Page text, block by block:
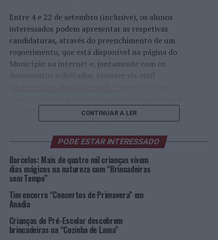
Entre 4 e 22 de setembro (inclusive), os alunos
interessados podem apresentar as respetivas
candidaturas, através do preenchimento de um
requerimento, que está disponível na página do
Município na internet e, juntamente com os
documentos solicitados, remeter via mail
contacto telefónico 231 510 484/6, no Serviço de Ação
Social do Município de Anadia.
A “Bolsa de Estudo a Estudantes do Ensino Superior”
consiste num benefício monetário elegível para
estudantes que estejam matriculados ou inscritos no
ensino superior para frequência de cursos, devidamente
homologados, que confiram os graus académicos de
técnico superior profissional, licenciatura ou mestrado,
privados, em Portugal.
CONTINUAR A LER
PODE ESTAR INTERESSADO
Barcelos: Mais de quatro mil crianças vivem
dias mágicos na natureza com “Brincadeiras
sem Tempo”
Tim encerra “Concertos de Primavera” em
Anadia
Crianças do Pré-Escolar descobrem
brincadeiras na “Cozinha de Lama”